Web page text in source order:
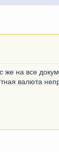
же на все
валюта